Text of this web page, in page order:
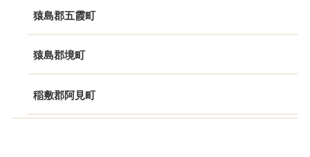
猿島郡五霞町
猿島郡境町
稲敷郡阿見町